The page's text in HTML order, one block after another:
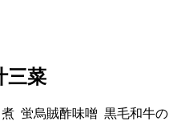
三菜
蛍烏賊酢味噌 黒毛和牛の